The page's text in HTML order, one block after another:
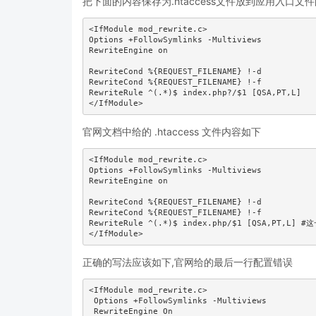
<IfModule mod_rewrite.c>
Options +FollowSymlinks -Multiviews
RewriteEngine on
RewriteCond %{REQUEST_FILENAME} !-d
RewriteCond %{REQUEST_FILENAME} !-f
RewriteRule ^(.*)$ index.php?/$1 [QSA,PT,L]
</IfModule>
官网文档中给的 .htaccess 文件内容如下
<IfModule mod_rewrite.c>
Options +FollowSymlinks -Multiviews
RewriteEngine on
RewriteCond %{REQUEST_FILENAME} !-d
RewriteCond %{REQUEST_FILENAME} !-f
RewriteRule ^(.*)$ index.php/$1 [QSA,PT,L] #这
正确的写法应该如下,官网给的最后一行配置错误
<IfModule mod_rewrite.c>
Options +FollowSymlinks -Multiviews
RewriteEngine On